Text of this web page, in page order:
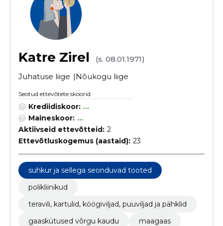
Katre Zirel
(s. 08.01.1971)
Juhatuse liige
Nõukogu liige
Seotud ettevõtete skoorid
Krediidiskoor: ...
Maineskoor: ...
Aktiivseid ettevõtteid: 2
Ettevõtluskogemus (aastaid): 23
suhkur ja sellega seonduvad tooted
polikliinikud
teravili, kartulid, köögiviljad, puuviljad ja pähklid
gaaskütused võrgu kaudu
maagaas